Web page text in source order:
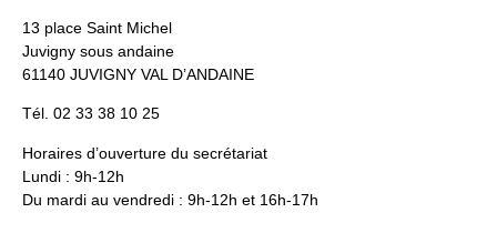
13 place Saint Michel
Juvigny sous andaine
61140 JUVIGNY VAL D’ANDAINE
Tél. 02 33 38 10 25
Horaires d’ouverture du secrétariat
Lundi : 9h-12h
Du mardi au vendredi : 9h-12h et 16h-17h